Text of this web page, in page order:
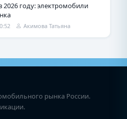
2026 году: электромобили
Акимова Татьяна
рынка России.